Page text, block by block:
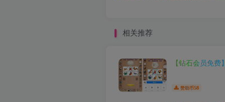
相关推荐
【钻石会员免
赞助币58